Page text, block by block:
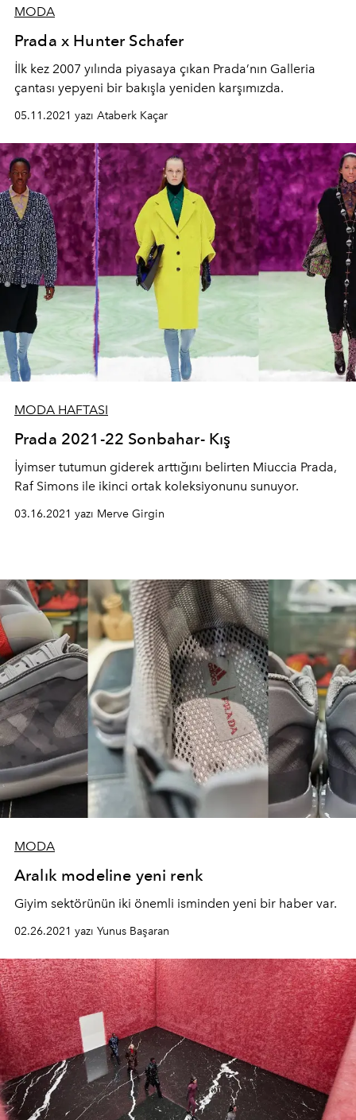
MODA
Prada x Hunter Schafer
İlk kez 2007 yılında piyasaya çıkan Prada’nın Galleria
çantası yepyeni bir bakışla yeniden karşımızda.
05.11.2021 yazı Ataberk Kaçar
MODA HAFTASI
Prada 2021-22 Sonbahar- Kış
İyimser tutumun giderek arttığını belirten Miuccia Prada,
Raf Simons ile ikinci ortak koleksiyonunu sunuyor.
03.16.2021 yazı Merve Girgin
MODA
Aralık modeline yeni renk
Giyim sektörünün iki önemli isminden yeni bir haber var.
02.26.2021 yazı Yunus Başaran